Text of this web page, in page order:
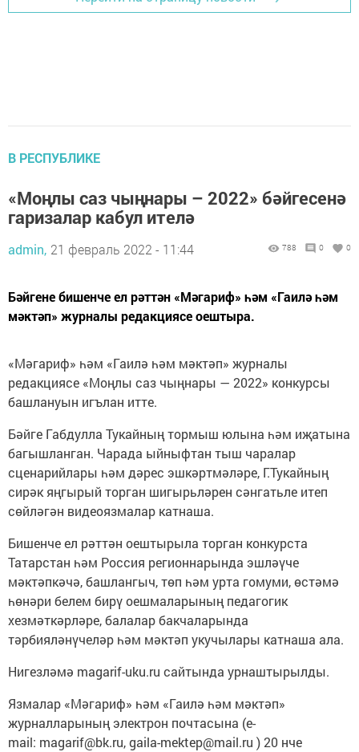
В РЕСПУБЛИКЕ
«Моңлы саз чыңнары – 2022» бәйгесенә
гаризалар кабул ителә
admin, 21 февраль 2022 - 11:44 788 0 0
Бәйгене бишенче ел рәттән «Мәгариф» һәм «Гаилә һәм
мәктәп» журналы редакциясе оештыра.
«Мәгариф» һәм «Гаилә һәм мәктәп» журналы
редакциясе «Моңлы саз чыңнары — 2022» конкурсы
башлануын игълан итте.
Бәйге Габдулла Тукайның тормыш юлына һәм иҗатына
багышланган. Чарада ыйныфтан тыш чаралар
сценарийлары һәм дәрес эшкәртмәләре, Г.Тукайның
сирәк яңгырый торган шигырьләрен сәнгатьле итеп
сөйләгән видеоязмалар катнаша.
Бишенче ел рәттән оештырыла торган конкурста
Татарстан һәм Россия регионнарында эшләүче
мәктәпкәчә, башлангыч, төп һәм урта гомуми, өстәмә
һөнәри белем бирү оешмаларының педагогик
хезмәткәрләре, балалар бакчаларында
тәрбияләнүчеләр һәм мәктәп укучылары катнаша ала.
Нигезләмә magarif-uku.ru сайтында урнаштырылды.
Язмалар «Мәгариф» һәм «Гаилә һәм мәктәп»
журналларының электрон почтасына (e-
mail: magarif@bk.ru, gaila-mektep@mail.ru ) 20 нче